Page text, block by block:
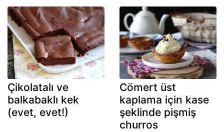
Çikolatalı ve
balkabaklı kek
(evet, evet!)
Cömert üst
kaplama için kase
şeklinde pişmiş
churros